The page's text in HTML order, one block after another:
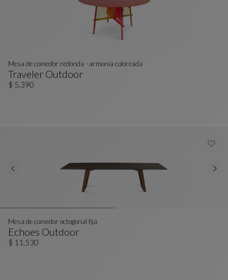
Traveler Outdoor
Mesa De Comedor Redonda - Armonía Coloreada
Ver Descripción Completa
Mesa de comedor redonda - armonía coloreada
$ 5,390
Echoes Outdoor
Mesa De Comedor Octogonal Fija
Ver Descripción Completa
Mesa de comedor octogonal fija
$ 11,530